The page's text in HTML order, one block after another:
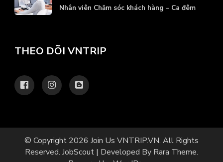
Nhân viên Chăm sóc khách hàng – Ca đêm
THEO DÕI VNTRIP
© Copyright 2026 Join Us VNTRIP.VN. All Rights
Reserved. JobScout | Developed By Rara Theme.